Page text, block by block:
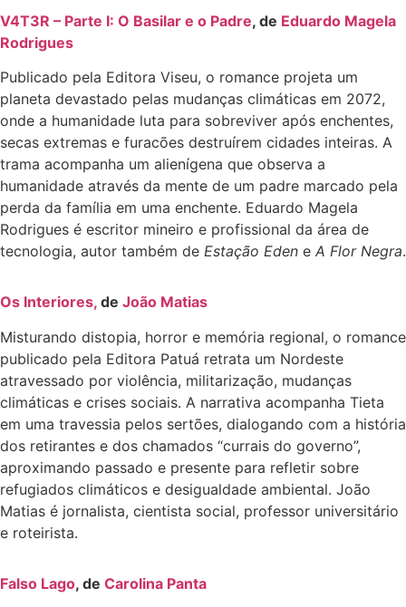
V4T3R – Parte I: O Basilar e o Padre, de Eduardo Magela
Rodrigues
Publicado pela Editora Viseu, o romance projeta um
planeta devastado pelas mudanças climáticas em 2072,
onde a humanidade luta para sobreviver após enchentes,
secas extremas e furacões destruírem cidades inteiras. A
trama acompanha um alienígena que observa a
humanidade através da mente de um padre marcado pela
perda da família em uma enchente. Eduardo Magela
Rodrigues é escritor mineiro e profissional da área de
tecnologia, autor também de Estação Eden e A Flor Negra.
Os Interiores, de João Matias
Misturando distopia, horror e memória regional, o romance
publicado pela Editora Patuá retrata um Nordeste
atravessado por violência, militarização, mudanças
climáticas e crises sociais. A narrativa acompanha Tieta
em uma travessia pelos sertões, dialogando com a história
dos retirantes e dos chamados “currais do governo”,
aproximando passado e presente para refletir sobre
refugiados climáticos e desigualdade ambiental. João
Matias é jornalista, cientista social, professor universitário
e roteirista.
Falso Lago, de Carolina Panta